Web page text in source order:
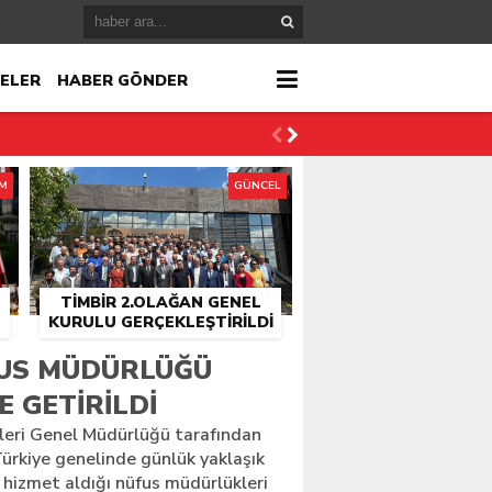
HABER GÖNDER
TİMBİR 2.OLAĞAN GENEL
KURULU GERÇEKLEŞTIRILDI
GÜNCEL
MÜDÜRLÜĞÜ
GETIRILDI
Genel Müdürlüğü tarafından
genelinde günlük yaklaşık
hizmet aldığı nüfus müdürlükleri